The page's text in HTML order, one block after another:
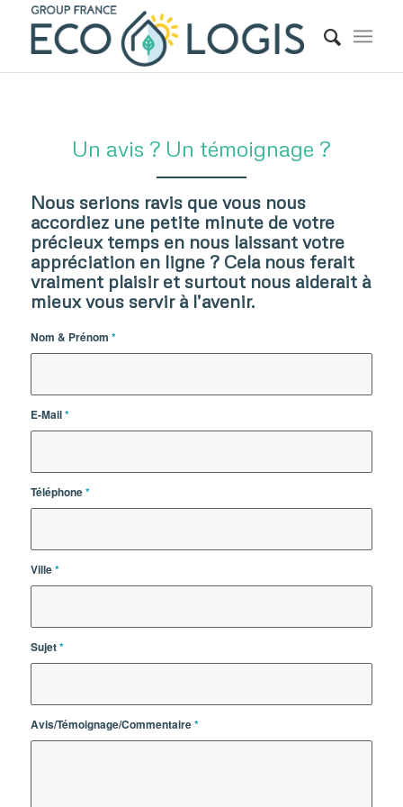
Un avis ? Un témoignage ?
Nous serions ravis que vous nous
accordiez une petite minute de votre
précieux temps en nous laissant votre
appréciation en ligne ? Cela nous ferait
vraiment plaisir et surtout nous aiderait à
mieux vous servir à l’avenir.
Nom & Prénom *
E-Mail*
Téléphone*
Ville*
Sujet*
Avis/Témoignage/Commentaire*